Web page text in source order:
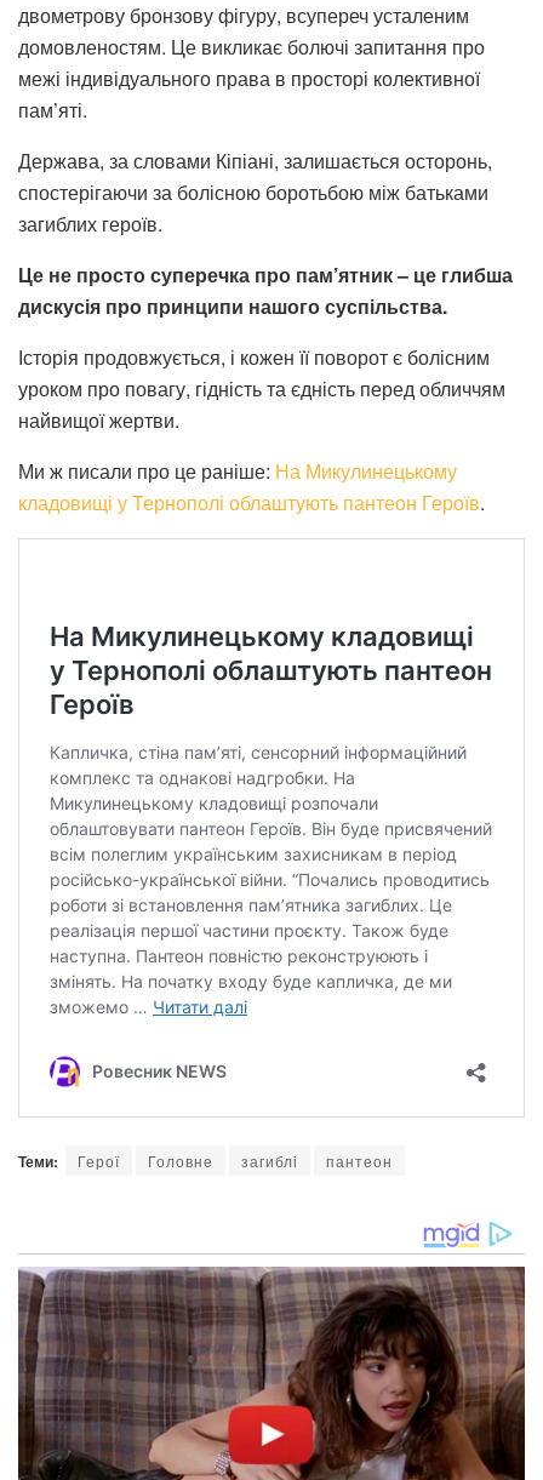
двометрову бронзову фігуру, всупереч усталеним
домовленостям. Це викликає болючі запитання про
межі індивідуального права в просторі колективної
пам’яті.
Держава, за словами Кіпіані, залишається осторонь,
спостерігаючи за болісною боротьбою між батьками
загиблих героїв.
Це не просто суперечка про пам’ятник – це глибша
дискусія про принципи нашого суспільства.
Історія продовжується, і кожен її поворот є болісним
уроком про повагу, гідність та єдність перед обличчям
найвищої жертви.
Ми ж писали про це раніше: На Микулинецькому
кладовищі у Тернополі облаштують пантеон Героїв.
Теми: Герої Головне загиблі пантеон